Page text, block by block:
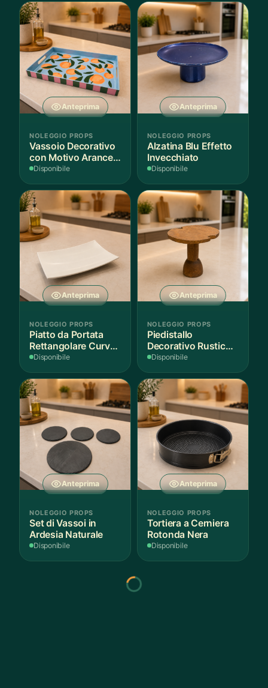
Anteprima
NOLEGGIO PROPS
Vassoio Decorativo
con Motivo Arance e
Foglie
Disponibile
Anteprima
NOLEGGIO PROPS
Alzatina Blu Effetto
Invecchiato
Disponibile
Anteprima
NOLEGGIO PROPS
Piatto da Portata
Rettangolare Curvo
Bianco
Disponibile
Anteprima
NOLEGGIO PROPS
Piedistallo
Decorativo Rustico
in Legno
Disponibile
Anteprima
NOLEGGIO PROPS
Set di Vassoi in
Ardesia Naturale
Disponibile
Anteprima
NOLEGGIO PROPS
Tortiera a Cerniera
Rotonda Nera
Disponibile